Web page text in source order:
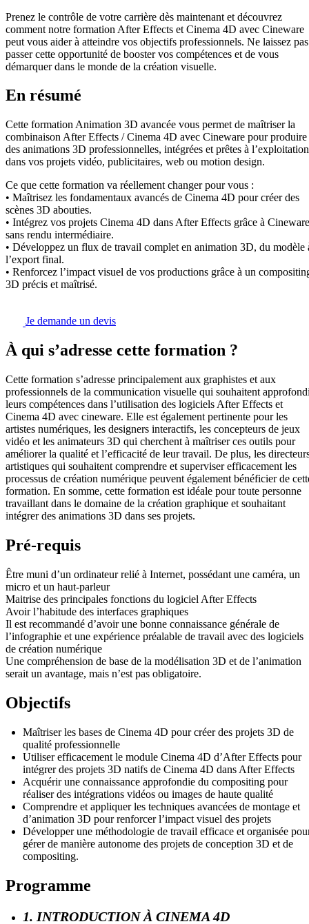
Prenez le contrôle de votre carrière dès maintenant et découvrez
comment notre formation After Effects et Cinema 4D avec Cineware
peut vous aider à atteindre vos objectifs professionnels. Ne laissez pas
passer cette opportunité de booster vos compétences et de vous
démarquer dans le monde de la création visuelle.
En résumé
Cette formation Animation 3D avancée vous permet de maîtriser la
combinaison After Effects / Cinema 4D avec Cineware pour produire
des animations 3D professionnelles, intégrées et prêtes à l’exploitation
dans vos projets vidéo, publicitaires, web ou motion design.
Ce que cette formation va réellement changer pour vous :
• Maîtrisez les fondamentaux avancés de Cinema 4D pour créer des
scènes 3D abouties.
• Intégrez vos projets Cinema 4D dans After Effects grâce à
sans rendu intermédiaire.
• Développez un flux de travail complet en animation 3D, du modèle
l’export final.
• Renforcez l’impact visuel de vos productions grâce à un
3D précis et maîtrisé.
Je demande un devis
À qui s’adresse cette formation ?
Cette formation s’adresse principalement aux graphistes et aux
professionnels de la communication visuelle qui souhaitent
leurs compétences dans l’utilisation des logiciels After Effects et
Cinema 4D avec cineware. Elle est également pertinente pour les
artistes numériques, les designers interactifs, les concepteurs de jeux
vidéo et les animateurs 3D qui cherchent à maîtriser ces outils pour
améliorer la qualité et l’efficacité de leur travail. De plus, les
artistiques qui souhaitent comprendre et superviser efficacement les
processus de création numérique peuvent également bénéficier de
formation. En somme, cette formation est idéale pour toute personne
travaillant dans le domaine de la création graphique et souhaitant
intégrer des animations 3D dans ses projets.
Pré-requis
Être muni d’un ordinateur relié à Internet, possédant une caméra, un
micro et un haut-parleur
Maitrise des principales fonctions du logiciel After Effects
Avoir l’habitude des interfaces graphiques
Il est recommandé d’avoir une bonne connaissance générale de
l’infographie et une expérience préalable de travail avec des logiciels
de création numérique
Une compréhension de base de la modélisation 3D et de l’animation
serait un avantage, mais n’est pas obligatoire.
Objectifs
Maîtriser les bases de Cinema 4D pour créer des projets 3D de
qualité professionnelle
Utiliser efficacement le module Cinema 4D d’After Effects pour
intégrer des projets 3D natifs de Cinema 4D dans After Effects
Acquérir une connaissance approfondie du compositing pour
réaliser des intégrations vidéos ou images de haute qualité
Comprendre et appliquer les techniques avancées de montage et
d’animation 3D pour renforcer l’impact visuel des projets
Développer une méthodologie de travail efficace et organisée
gérer de manière autonome des projets de conception 3D et de
compositing.
Programme
1. INTRODUCTION À CINEMA 4D